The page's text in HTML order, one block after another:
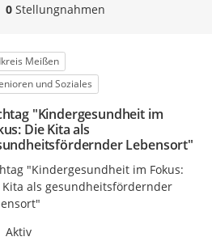
0Stellungnahmen
Meißen
und Soziales
"Kindergesundheit im
Die Kita als
Lebensort"
"Kindergesundheit im Fokus:
Kita als gesundheitsfördernder
Aktiv